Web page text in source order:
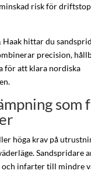
risk för
Haak hittar du
precision,
för att klara nordiska
som
höga krav på
Sandspridare
infarter till mindre